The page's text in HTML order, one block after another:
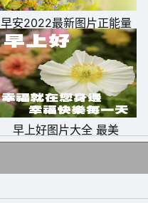
早安2022最新图片正能量
早上好图片大全 最美